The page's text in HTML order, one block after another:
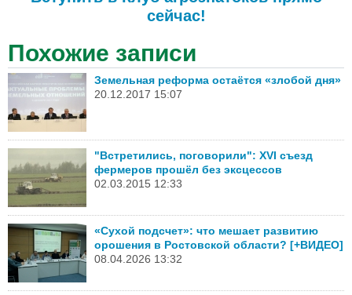
сейчас!
Похожие записи
Земельная реформа остаётся «злобой дня»
20.12.2017 15:07
"Встретились, поговорили": XVI съезд
фермеров прошёл без эксцессов
02.03.2015 12:33
«Сухой подсчет»: что мешает развитию
орошения в Ростовской области? [+ВИДЕО]
08.04.2026 13:32